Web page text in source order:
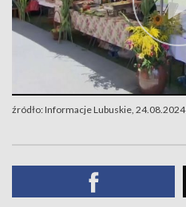
źródło: Informacje Lubuskie, 24.08.2024